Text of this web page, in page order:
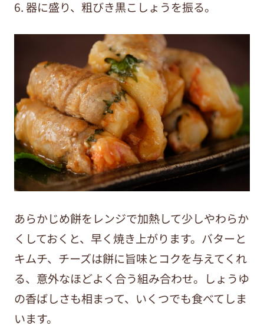
6. 器に盛り、粗びき黒こしょうを振る。
あらかじめ餅をレンジで加熱して少しやわらか
くしておくと、早く焼き上がります。バターと
キムチ、チーズは餅に旨味とコクを与えてくれ
る、意外なほどよく合う組み合わせ。しょうゆ
の香ばしさも相まって、いくつでも食べてしま
います。